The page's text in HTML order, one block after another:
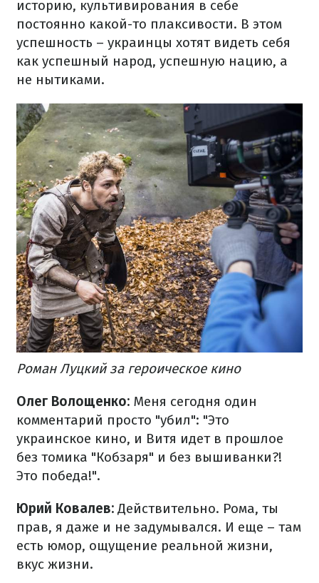
историю, культивирования в себе
постоянно какой-то плаксивости. В этом
успешность – украинцы хотят видеть себя
как успешный народ, успешную нацию, а
не нытиками.
Роман Луцкий за героическое кино
Олег Волощенко: Меня сегодня один
комментарий просто "убил": "Это
украинское кино, и Витя идет в прошлое
без томика "Кобзаря" и без вышиванки?!
Это победа!".
Юрий Ковалев: Действительно. Рома, ты
прав, я даже и не задумывался. И еще – там
есть юмор, ощущение реальной жизни,
вкус жизни.